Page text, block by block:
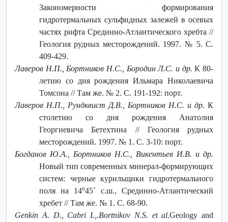
Закономерности формирования
гидротермальных сульфидных залежей в осевых
частях рифта Срединно-Атлантического хребта //
Геология рудных месторождений. 1997. № 5. C.
409-429.
Лаверов Н.П., Бортников Н.С., Бородин Л.С. и др. К 80-
летию со дня рождения Ильмара Николаевича
Томсона // Там же. № 2. С. 191-192: порт.
Лаверов Н.П., Рундквист Д.В., Бортников Н.С. и др. К
столетию со дня рождения Анатолия
Георгиевича Бетехтина // Геология рудных
месторождений. 1997. № 1. С. 3-10: порт.
Богданов Ю.А., Бортников Н.С., Викентьев И.В. и др.
Новый тип современных минерал-формирующих
систем: черные курильщики гидротермального
поля на 14o45´ с.ш., Срединно-Атлантический
хребет // Там же. № 1. С. 68-90.
Genkin A. D., Cabri L,.Bortnikov N.S. et al.Geology and